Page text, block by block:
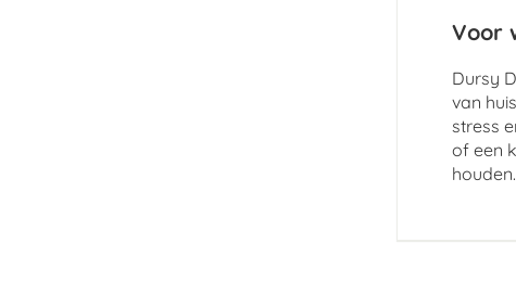
Voor
Dursy
van
stress
of een
houden.